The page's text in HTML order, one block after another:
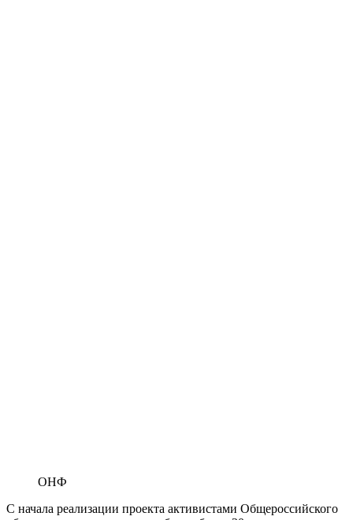
ОНФ
С начала реализации проекта активистами Общероссийского